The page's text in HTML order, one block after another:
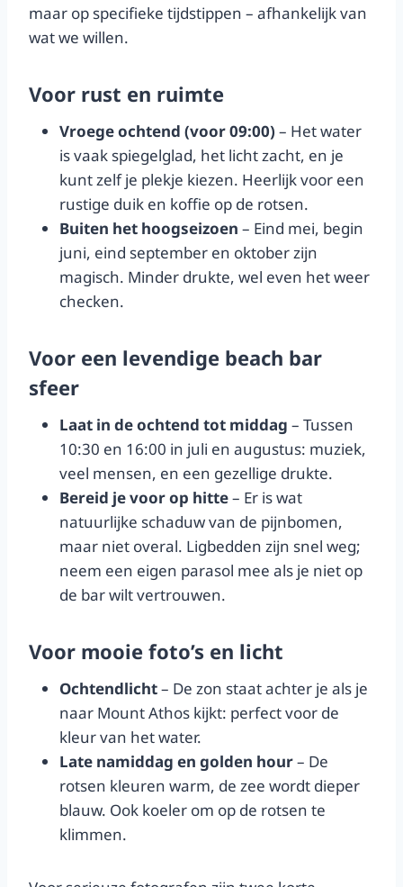
maar op specifieke tijdstippen – afhankelijk van
wat we willen.
Voor rust en ruimte
Vroege ochtend (voor 09:00) – Het water
is vaak spiegelglad, het licht zacht, en je
kunt zelf je plekje kiezen. Heerlijk voor een
rustige duik en koffie op de rotsen.
Buiten het hoogseizoen – Eind mei, begin
juni, eind september en oktober zijn
magisch. Minder drukte, wel even het weer
checken.
Voor een levendige beach bar
sfeer
Laat in de ochtend tot middag – Tussen
10:30 en 16:00 in juli en augustus: muziek,
veel mensen, en een gezellige drukte.
Bereid je voor op hitte– Er is wat
natuurlijke schaduw van de pijnbomen,
maar niet overal. Ligbedden zijn snel weg;
neem een eigen parasol mee als je niet op
de bar wilt vertrouwen.
Voor mooie foto’s en licht
Ochtendlicht– De zon staat achter je als je
naar Mount Athos kijkt: perfect voor de
kleur van het water.
Late namiddag en golden hour– De
rotsen kleuren warm, de zee wordt dieper
blauw. Ook koeler om op de rotsen te
klimmen.